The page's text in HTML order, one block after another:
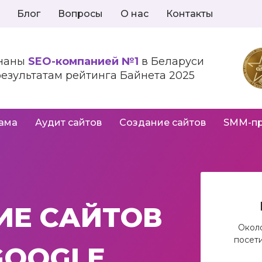
Блог Вопросы О нас Контакты
SEO-компанией №1 в Беларуси
рейтинга Байнета 2025
Аудит сайтов Создание сайтов SMM-
САЙТОВ